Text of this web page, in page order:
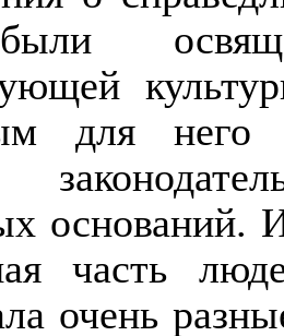
для него
оснований.
часть
очень